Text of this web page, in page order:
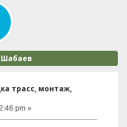
трасс, монтаж,
pm »